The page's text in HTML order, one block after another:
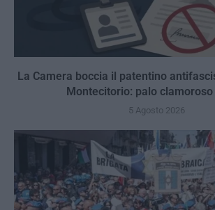
La Camera boccia il patentino
Montecitorio: palo clamoroso
5 Agosto 2026